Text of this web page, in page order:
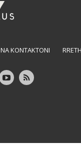
NA KONTAKTONI